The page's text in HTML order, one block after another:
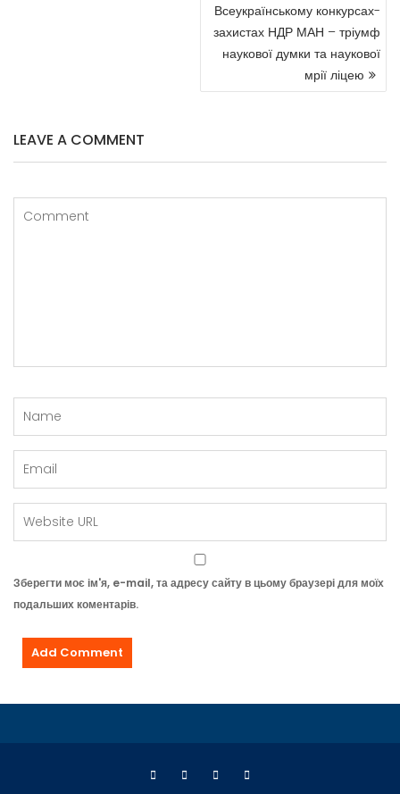
Всеукраїнському конкурсах-
захистах НДР МАН – тріумф
наукової думки та наукової
мрії ліцею
LEAVE A COMMENT
Зберегти моє ім'я, e-mail, та адресу сайту в цьому браузері для моїх
подальших коментарів.